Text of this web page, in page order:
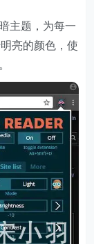
主题，为每一
亮的颜色，使